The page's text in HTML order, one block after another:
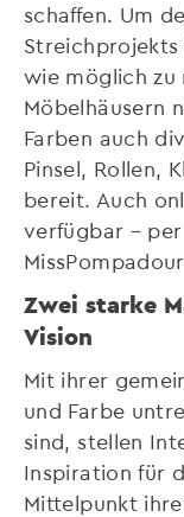
schaffen. Um
Streichprojekts
wie möglich zu
Möbelhäusern
Farben auch
Pinsel, Rollen,
bereit. Auch
verfügbar –
Zwei starke
Vision
Mit ihrer
und Farbe
sind, stellen
Inspiration für
Mittelpunkt